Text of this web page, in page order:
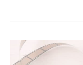
pour
écouter